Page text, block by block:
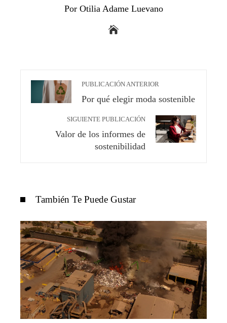
Por Otilia Adame Luevano
PUBLICACIÓN ANTERIOR
Por qué elegir moda sostenible
SIGUIENTE PUBLICACIÓN
Valor de los informes de
sostenibilidad
También Te Puede Gustar